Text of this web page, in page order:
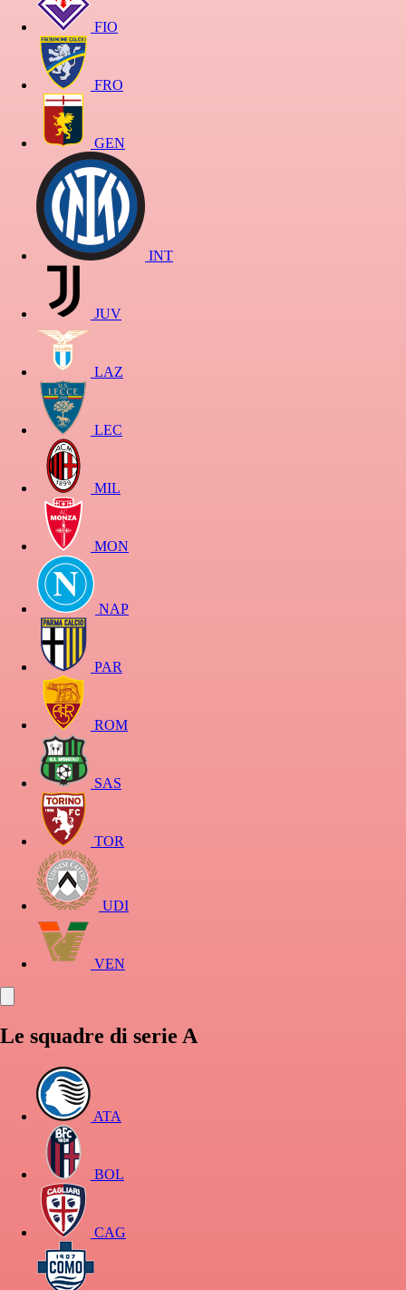
FIO
FRO
GEN
INT
JUV
LAZ
LEC
MIL
MON
NAP
PAR
ROM
SAS
TOR
UDI
VEN
Le squadre di serie A
ATA
BOL
CAG